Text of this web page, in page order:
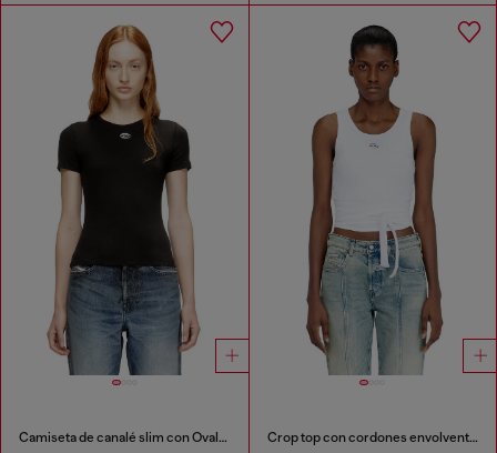
Camiseta de canalé slim con Óvalo D metálico Crop top con cordones envolventes